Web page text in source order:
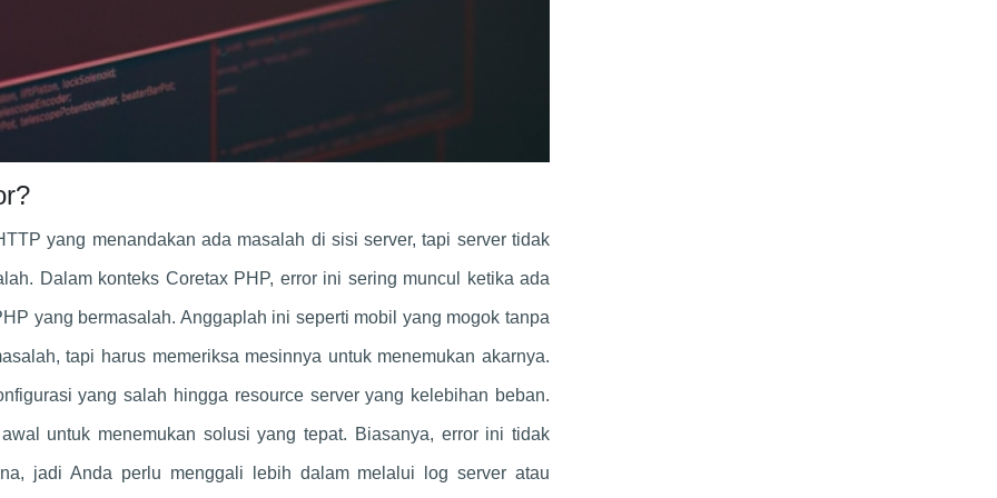
yang menandakan ada masalah di sisi server, tapi server tidak
Dalam konteks Coretax PHP, error ini sering muncul ketika ada
yang bermasalah. Anggaplah ini seperti mobil yang mogok tanpa
tapi harus memeriksa mesinnya untuk menemukan akarnya.
yang salah hingga resource server yang kelebihan beban.
untuk menemukan solusi yang tepat. Biasanya, error ini tidak
jadi Anda perlu menggali lebih dalam melalui log server atau